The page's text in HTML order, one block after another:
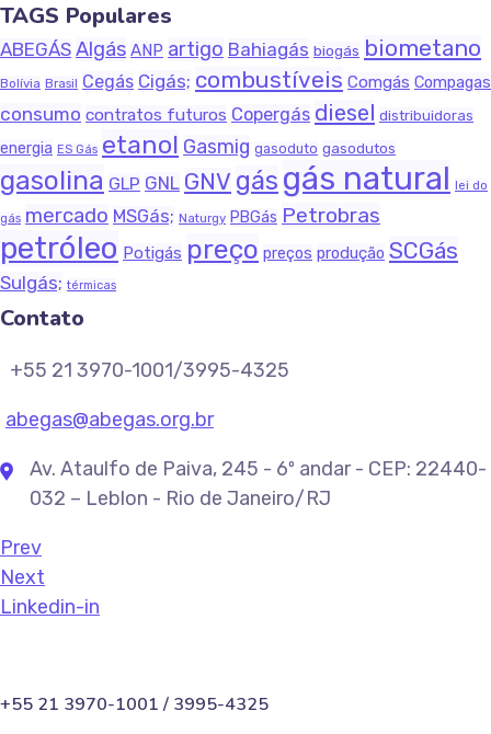
TAGS Populares
ABEGÁS Algás ANP artigo Bahiagás biogás biometano
Bolívia Brasil Cegás Cigás; combustíveis Comgás Compagas
consumo contratos futuros Copergás diesel distribuidoras
energia ES Gás etanol Gasmig gasoduto gasodutos
gasolina GLP GNL GNV gás gás natural lei do
gás mercado MSGás; Naturgy PBGás Petrobras
petróleo Potigás preço preços produção SCGás
Sulgás; térmicas
Contato
+55 21 3970-1001/3995-4325
abegas@abegas.org.br
Av. Ataulfo de Paiva, 245 - 6º andar - CEP: 22440-
032 – Leblon - Rio de Janeiro/RJ
Prev
Next
Linkedin-in
+55 21 3970-1001 / 3995-4325